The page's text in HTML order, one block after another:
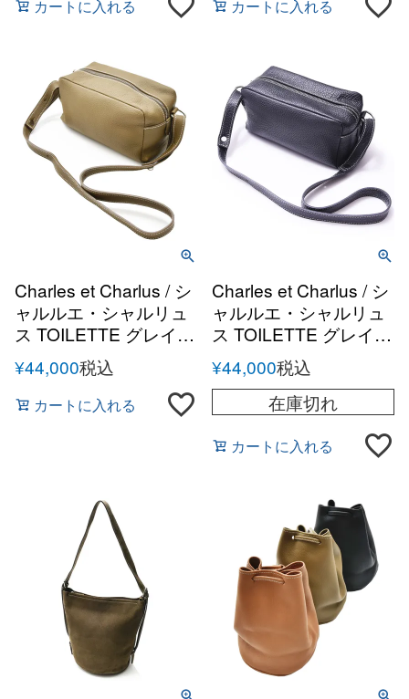
カートに入れる カートに入れる
Charles et Charlus / シ
ャルルエ・シャルリュ
ス TOILETTE グレイン
レザー ショルダーポー
チ
¥44,000税込
カートに入れる
Charles et Charlus / シ
ャルルエ・シャルリュ
ス TOILETTE グレイン
レザー ショルダーポー
チ
¥44,000税込
在庫切れ
カートに入れる